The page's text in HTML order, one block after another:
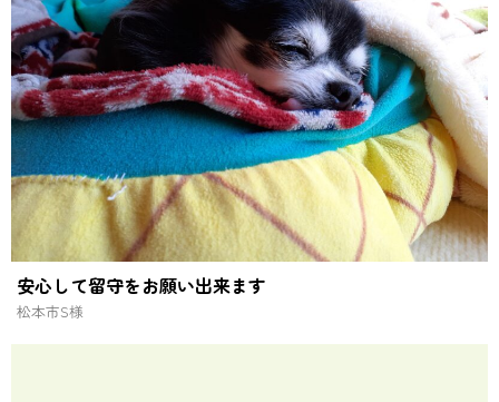
安心して留守をお願い出来ます
松本市S様